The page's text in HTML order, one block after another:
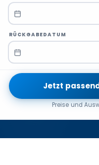
RÜCKGABEDATUM
Jetzt
Preise und